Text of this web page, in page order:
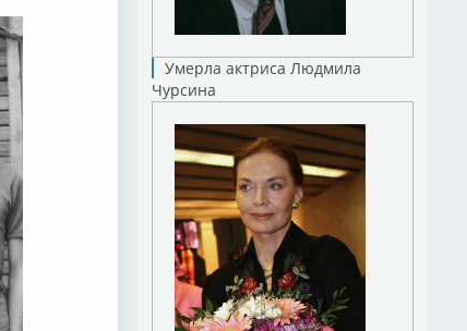
Умерла актриса Людмила
Чурсина